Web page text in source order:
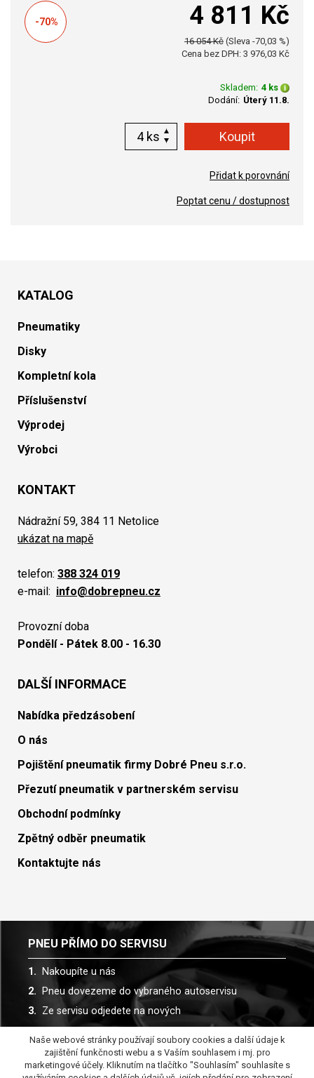
-70% 4 811 Kč
16 054 Kč (Sleva -70,03 %)
Cena bez DPH: 3 976,03 Kč
Skladem: 4 ks
Dodání: Úterý 11.8.
ks
Přidat k porovnání
Poptat cenu / dostupnost
KATALOG
Pneumatiky
Disky
Kompletní kola
Příslušenství
Výprodej
Výrobci
KONTAKT
Nádražní 59, 384 11 Netolice
ukázat na mapě
telefon: 388 324 019
e-mail: info@dobrepneu.cz
Provozní doba
Pondělí - Pátek 8.00 - 16.30
DALŠÍ INFORMACE
Nabídka předzásobení
O nás
Pojištění pneumatik firmy Dobré Pneu s.r.o.
Přezutí pneumatik v partnerském servisu
Obchodní podmínky
Zpětný odběr pneumatik
Kontaktujte nás
PNEU PŘÍMO DO SERVISU
Nakoupíte u nás
Pneu dovezeme do vybraného autoservisu
Ze servisu odjedete na nových
Spolupracujeme s více než 30 autoservisy
Naše webové stránky používají soubory cookies a další údaje k
zajištění funkčnosti webu a s Vaším souhlasem i mj. pro
marketingové účely. Kliknutím na tlačítko "Souhlasím" souhlasíte s